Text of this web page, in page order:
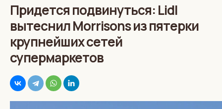
Придется подвинуться: Lidl
вытеснил Morrisons из пятерки
крупнейших сетей
супермаркетов